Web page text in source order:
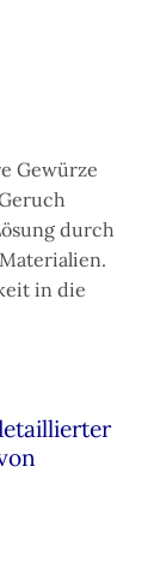
Gewürze
durch
in die